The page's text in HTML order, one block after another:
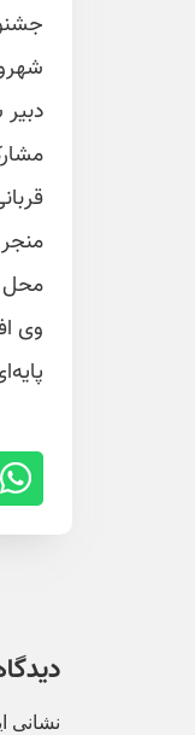
محل
وی
نشانی